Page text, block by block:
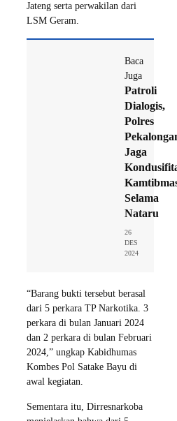
Jateng serta perwakilan dari
LSM Geram.
Baca
Juga
Patroli
Dialogis,
Polres
Jaga
Selama
Nataru
26
DES
2024
“Barang bukti tersebut berasal
dari 5 perkara TP Narkotika. 3
perkara di bulan Januari 2024
dan 2 perkara di bulan Februari
2024,” ungkap Kabidhumas
Kombes Pol Satake Bayu di
awal kegiatan.
Sementara itu, Dirresnarkoba